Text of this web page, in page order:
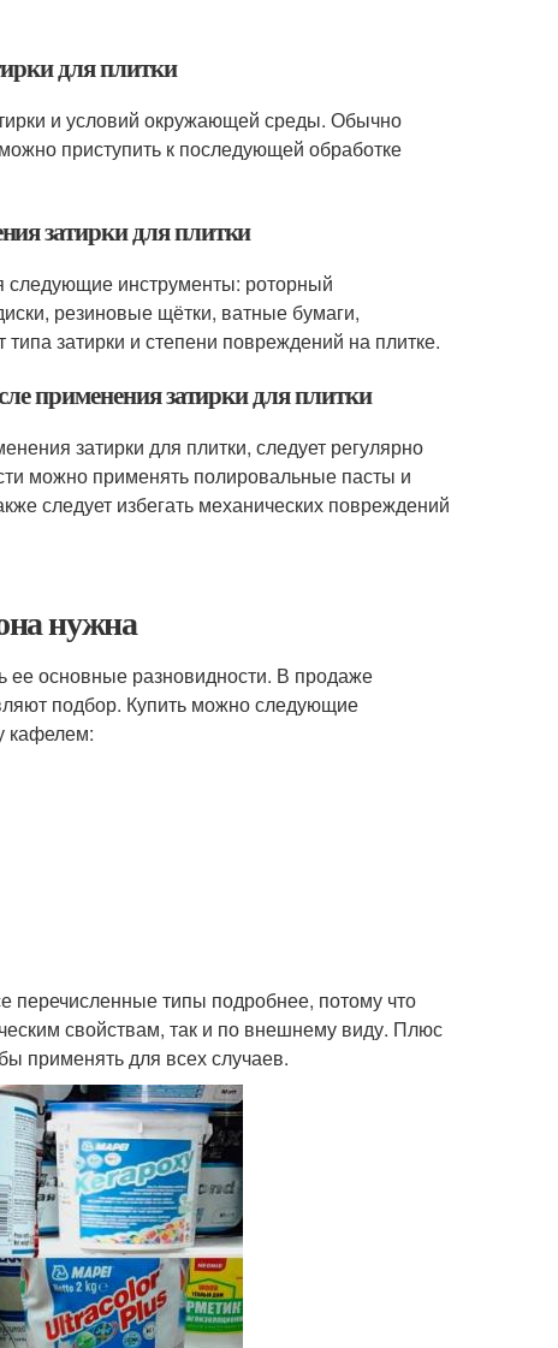
для плитки
и условий окружающей среды. Обычно
приступить к последующей обработке
затирки для плитки
следующие инструменты: роторный
резиновые щётки, ватные бумаги,
затирки и степени повреждений на плитке.
применения затирки для плитки
затирки для плитки, следует регулярно
можно применять полировальные пасты и
следует избегать механических повреждений
нужна
ее основные разновидности. В продаже
подбор. Купить можно следующие
кафелем:
перечисленные типы подробнее, потому что
свойствам, так и по внешнему виду. Плюс
применять для всех случаев.